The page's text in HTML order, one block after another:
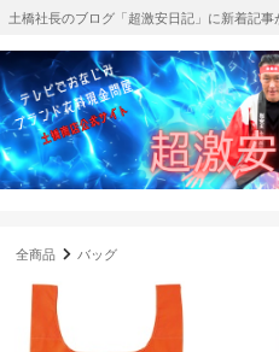
土橋社長のブログ「超激安日記」に新着記事
全商品 バッグ